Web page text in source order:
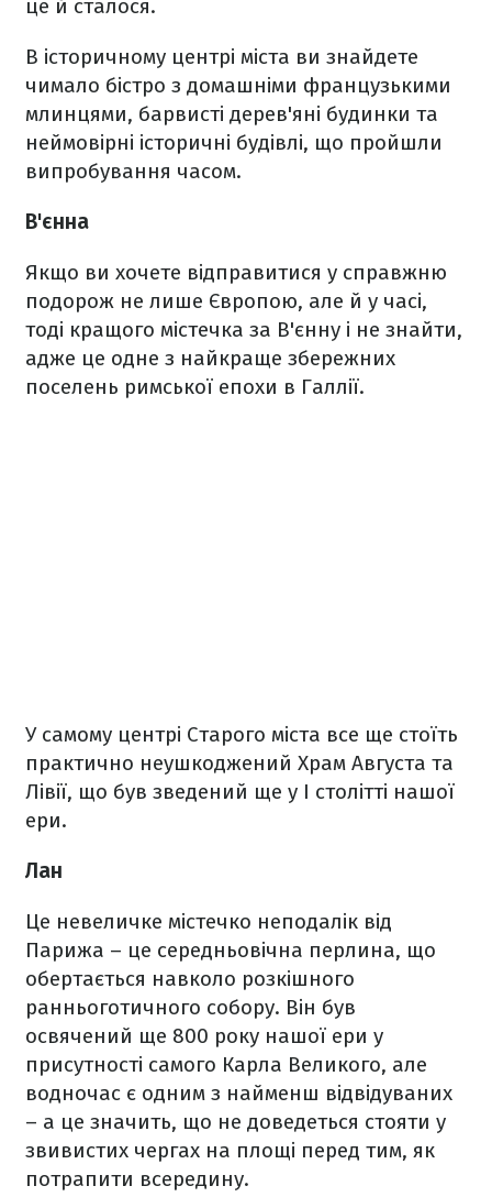
це й сталося.
В історичному центрі міста ви знайдете
чимало бістро з домашніми французькими
млинцями, барвисті дерев'яні будинки та
неймовірні історичні будівлі, що пройшли
випробування часом.
В'єнна
Якщо ви хочете відправитися у справжню
подорож не лише Європою, але й у часі,
тоді кращого містечка за В'єнну і не знайти,
адже це одне з найкраще збережних
поселень римської епохи в Галлії.
У самому центрі Старого міста все ще стоїть
практично неушкоджений Храм Августа та
Лівії, що був зведений ще у I столітті нашої
ери.
Лан
Це невеличке містечко неподалік від
Парижа – це середньовічна перлина, що
обертається навколо розкішного
ранньоготичного собору. Він був
освячений ще 800 року нашої ери у
присутності самого Карла Великого, але
водночас є одним з найменш відвідуваних
– а це значить, що не доведеться стояти у
звивистих чергах на площі перед тим, як
потрапити всередину.